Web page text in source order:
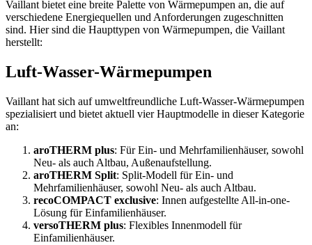
Vaillant bietet eine breite Palette von Wärmepumpen an, die auf
verschiedene Energiequellen und Anforderungen zugeschnitten
sind. Hier sind die Haupttypen von Wärmepumpen, die Vaillant
herstellt:
Luft-Wasser-Wärmepumpen
Vaillant hat sich auf umweltfreundliche Luft-Wasser-Wärmepumpen
spezialisiert und bietet aktuell vier Hauptmodelle in dieser Kategorie
an:
aroTHERM plus: Für Ein- und Mehrfamilienhäuser, sowohl
Neu- als auch Altbau, Außenaufstellung.
aroTHERM Split: Split-Modell für Ein- und
Mehrfamilienhäuser, sowohl Neu- als auch Altbau.
recoCOMPACT exclusive: Innen aufgestellte All-in-one-
Lösung für Einfamilienhäuser.
versoTHERM plus: Flexibles Innenmodell für
Einfamilienhäuser.